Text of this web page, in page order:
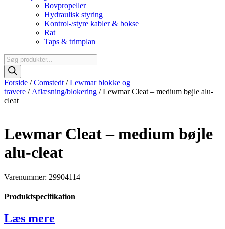
Bovpropeller
Hydraulisk styring
Kontrol-/styre kabler & bokse
Rat
Taps & trimplan
Products
search
Forside /Comstedt /Lewmar blokke og
travere / Aflæsning/blokering / Lewmar Cleat – medium bøjle alu-
cleat
Lewmar Cleat – medium bøjle
alu-cleat
Varenummer: 29904114
Produktspecifikation
Læs mere